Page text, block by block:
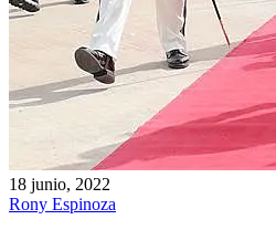
18 junio, 2022
Rony Espinoza